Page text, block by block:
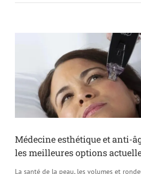
Médecine esthétique et anti-
les meilleures options
La santé de la peau, les volumes et